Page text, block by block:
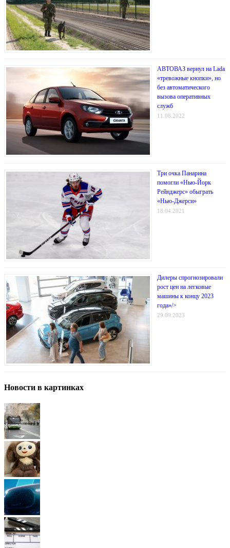
АВТОВАЗ вернул на Lada
«тревожные кнопки», но
без автоматического
вызова оперативных
служб
11.08.2022
Три очка Панарина
помогли «Нью-Йорк
Рейнджерс» обыграть
«Нью-Джерси»
18.04.2021
Дилеры спрогнозировали
рост цен на легковые
машины к концу 2023
года»/>
29.09.2023
Новости в картинках